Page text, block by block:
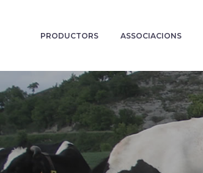
PRODUCTORS ASSOCIACIONS